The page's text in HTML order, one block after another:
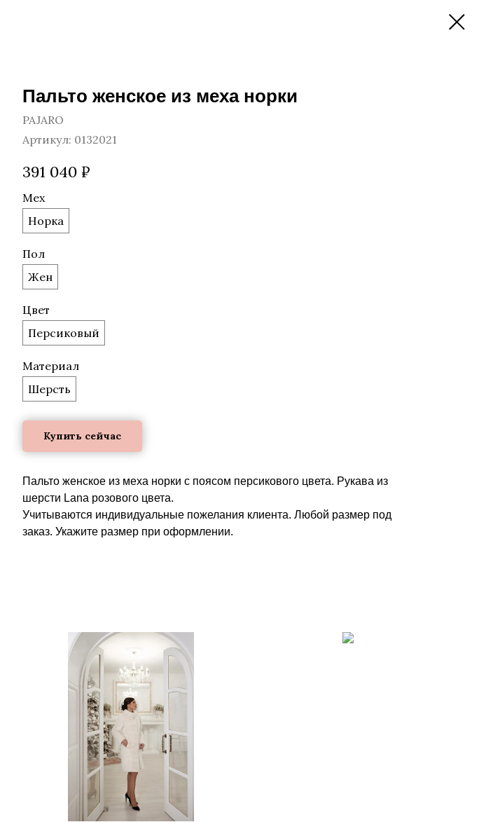
Пальто женское из меха норки
PAJARO
Артикул: 0132021
391 040 ₽
Мех
Норка
Пол
Жен
Цвет
Персиковый
Материал
Шерсть
Купить сейчас
Пальто женское из меха норки с поясом персикового цвета. Рукава из
шерсти Lana розового цвета.
Учитываются индивидуальные пожелания клиента. Любой размер под
заказ. Укажите размер при оформлении.